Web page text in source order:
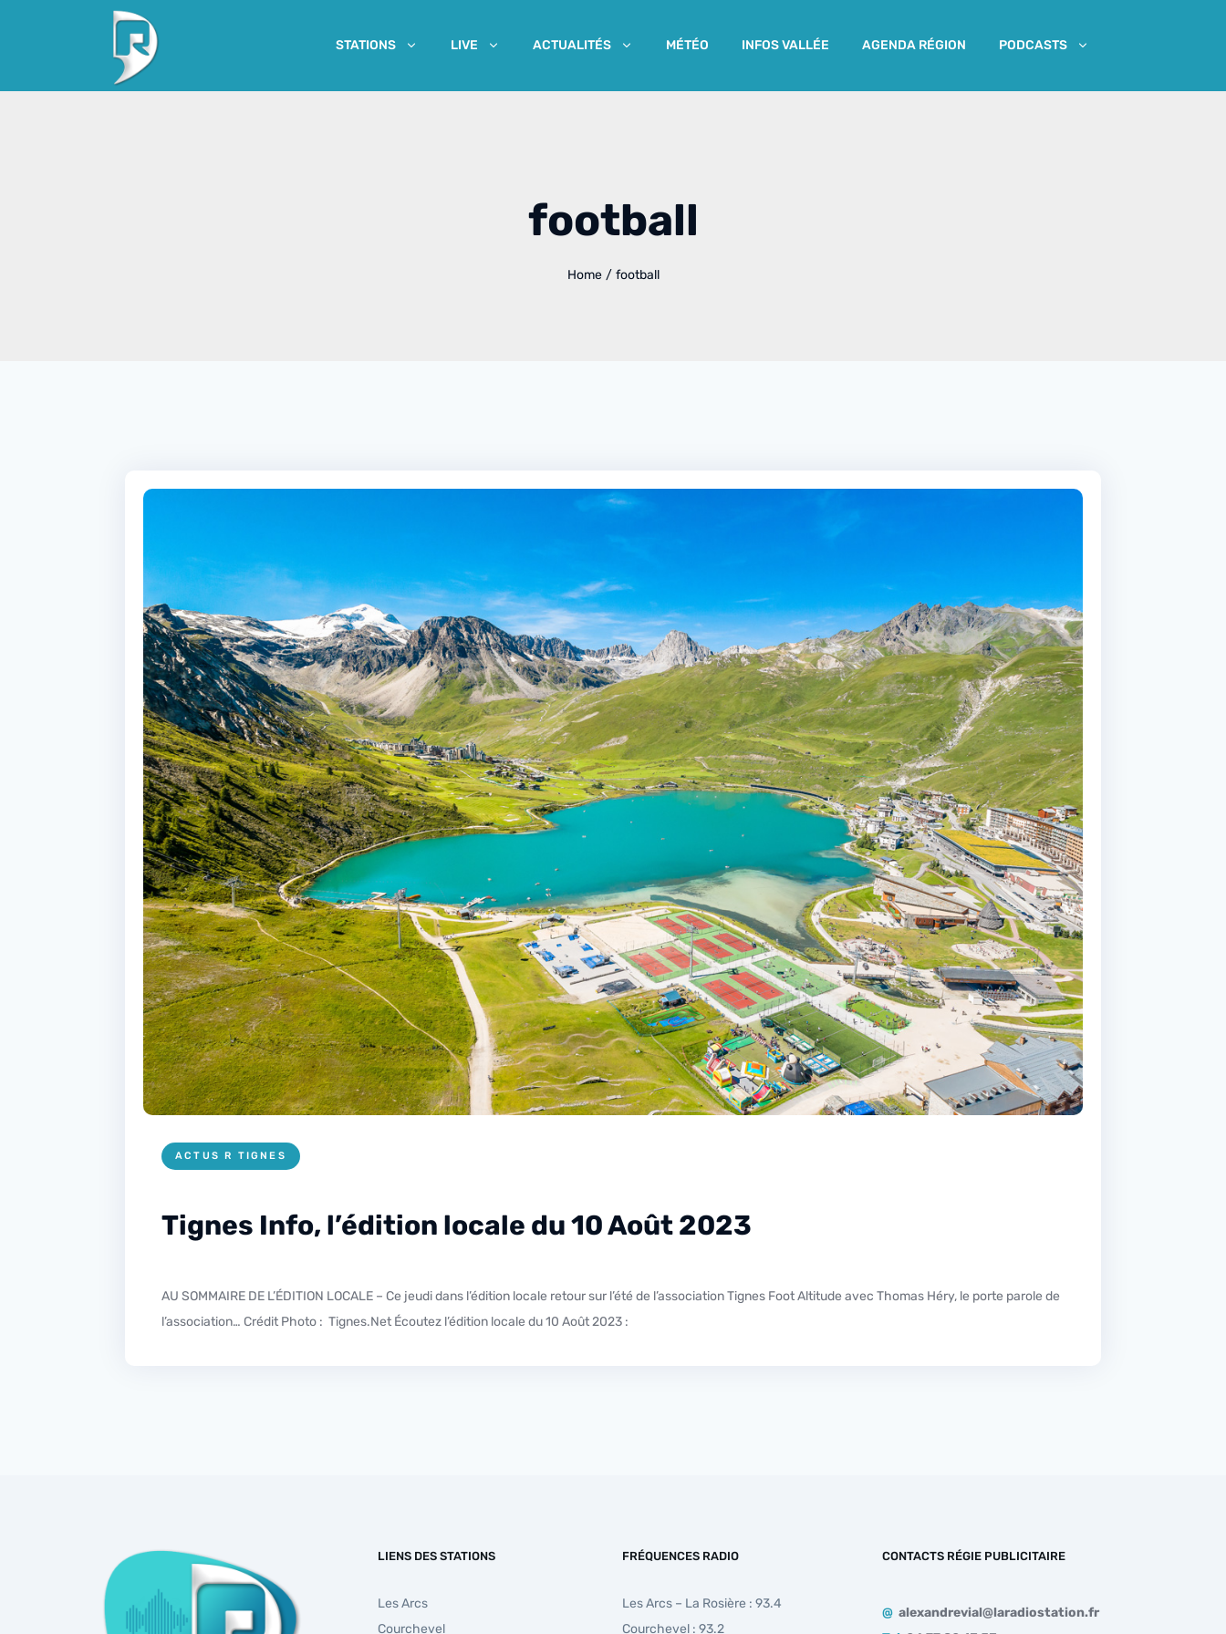
STATIONS LIVE ACTUALITÉS MÉTÉO INFOS VALLÉE AGENDA RÉGION PODCASTS
football
Home / football
ACTUS R TIGNES
Tignes Info, l’édition locale du 10 Août 2023
AU SOMMAIRE DE L’ÉDITION LOCALE – Ce jeudi dans l’édition locale retour sur l’été de l’association Tignes Foot Altitude avec Thomas Héry, le porte parole de
l’association… Crédit Photo : Tignes.Net Écoutez l’édition locale du 10 Août 2023 :
LIENS DES STATIONS
Les Arcs
Courchevel
FRÉQUENCES RADIO
Les Arcs – La Rosière : 93.4
Courchevel : 93.2
CONTACTS RÉGIE PUBLICITAIRE
@ alexandrevial@laradiostation.fr